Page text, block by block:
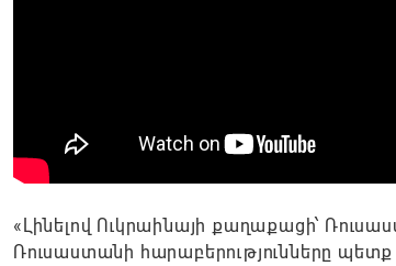
«Լինելով Ուկրաինայի քաղաքացի՝
Ռուսաստանի հարաբերությունները